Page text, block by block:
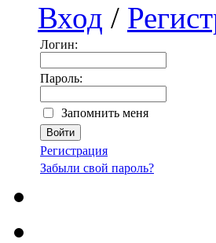
Вход /
Логин:
Пароль:
Запомнить меня
Регистрация
Забыли свой пароль?